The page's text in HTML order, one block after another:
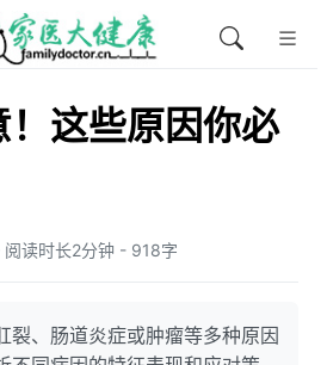
这些原因你必
读时长2分钟 - 918字
裂、肠道炎症或肿瘤等多种原因